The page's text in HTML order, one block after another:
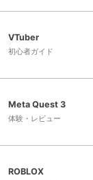
VTuber
初心者ガイド
Meta Quest 3
体験・レビュー
ROBLOX